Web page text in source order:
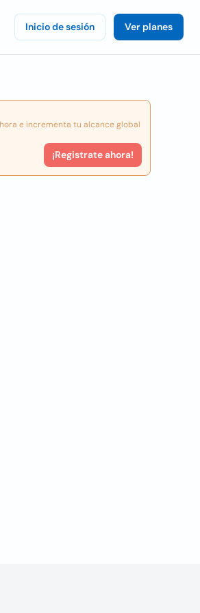
Inicio de sesión Ver planes
e incrementa tu alcance global
¡Registrate ahora!